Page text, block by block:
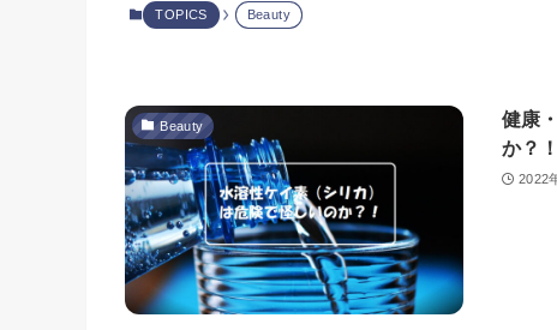
TOPICS Beauty
Beauty
健康
か？！
2022